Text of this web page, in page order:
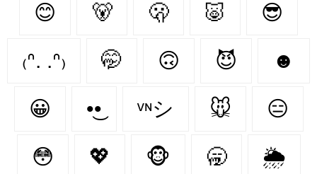
😊 🐻‍ 🫢 🐷 😎
₍ᐢ. .ᐢ₎ 🤭 🙃 😈 ☻
😀 •͜• ᵛᶰシ 🐭 😑
😳 💖 🐵 🥱 🌦